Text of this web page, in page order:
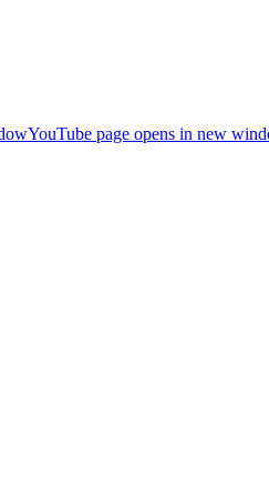
YouTube page opens in new